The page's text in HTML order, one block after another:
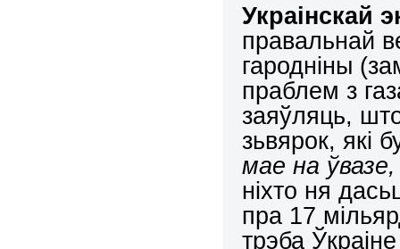
Украінскай
правальнай
гародніны
праблем з
заяўляць,
зьвярок, які
мае на
ніхто ня
пра 17
трэба